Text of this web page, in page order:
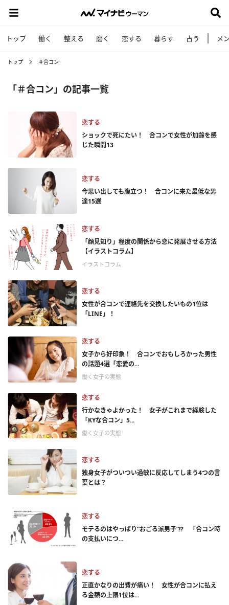
トップ 働く 整える 磨く 恋する 暮らす 占う メ
トップ ＃合コン
「＃合コン」の記事一覧
恋する
ショックで死にたい！ 合コンで女性が加齢を感
じた瞬間13
恋する
今思い出しても腹立つ！ 合コンに来た最低な男
達15選
恋する
「顔見知り」程度の関係から恋に発展させる方法
【イラストコラム】
イラストコラム
恋する
女性が合コンで連絡先を交換したいもの1位は
「LINE」！
恋する
女子から好印象！ 合コンでおもしろかった男性
の話題4選「恋愛の...
働く女子の実態
恋する
行かなきゃよかった！ 女子がこれまで経験した
「KYな合コン」5...
働く女子の実態
恋する
独身女子がついつい過敏に反応してしまう4つの言
葉とは？
恋する
モテるのはやっぱり“おごる派男子”!? 「合コン時
の支払いにつ...
恋する
正直かなりの出費が痛い！ 女性が合コンに払え
る金額の上限1位は...